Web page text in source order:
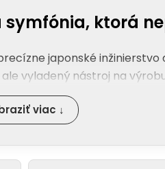
ktorá
japonské inžinierstvo
vyladený nástroj na
viac ↓